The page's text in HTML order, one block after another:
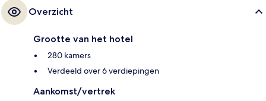
Overzicht
Grootte van het hotel
280 kamers
Verdeeld over 6 verdiepingen
Aankomst/vertrek